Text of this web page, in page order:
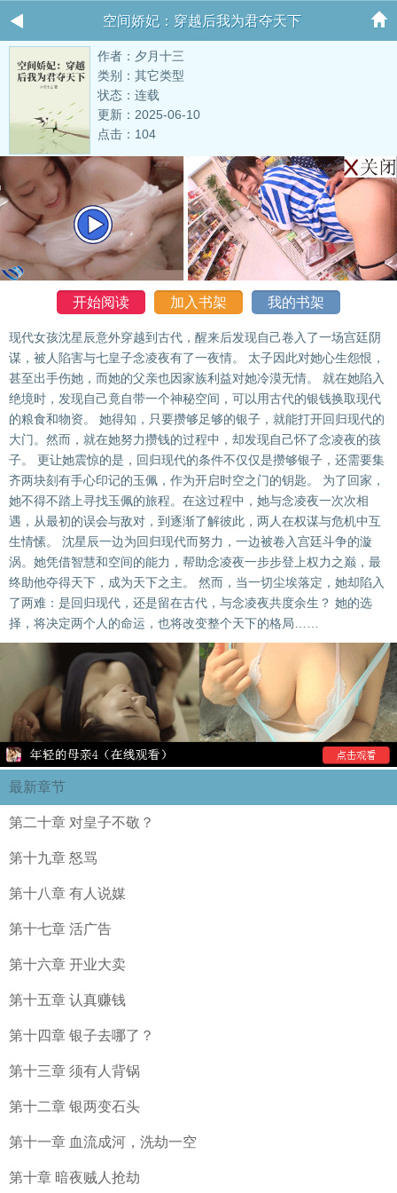
空间娇妃：穿越后我为君夺天下
作者：夕月十三
类别：其它类型
状态：连载
更新：2025-06-10
点击：104
开始阅读 加入书架 我的书架
现代女孩沈星辰意外穿越到古代，醒来后发现自己卷入了一场宫廷阴
谋，被人陷害与七皇子念凌夜有了一夜情。 太子因此对她心生怨恨，
甚至出手伤她，而她的父亲也因家族利益对她冷漠无情。 就在她陷入
绝境时，发现自己竟自带一个神秘空间，可以用古代的银钱换取现代
的粮食和物资。 她得知，只要攒够足够的银子，就能打开回归现代的
大门。然而，就在她努力攒钱的过程中，却发现自己怀了念凌夜的孩
子。 更让她震惊的是，回归现代的条件不仅仅是攒够银子，还需要集
齐两块刻有手心印记的玉佩，作为开启时空之门的钥匙。 为了回家，
她不得不踏上寻找玉佩的旅程。在这过程中，她与念凌夜一次次相
遇，从最初的误会与敌对，到逐渐了解彼此，两人在权谋与危机中互
生情愫。 沈星辰一边为回归现代而努力，一边被卷入宫廷斗争的漩
涡。她凭借智慧和空间的能力，帮助念凌夜一步步登上权力之巅，最
终助他夺得天下，成为天下之主。 然而，当一切尘埃落定，她却陷入
了两难：是回归现代，还是留在古代，与念凌夜共度余生？ 她的选
择，将决定两个人的命运，也将改变整个天下的格局……
最新章节
第二十章 对皇子不敬？
第十九章 怒骂
第十八章 有人说媒
第十七章 活广告
第十六章 开业大卖
第十五章 认真赚钱
第十四章 银子去哪了？
第十三章 须有人背锅
第十二章 银两变石头
第十一章 血流成河，洗劫一空
第十章 暗夜贼人抢劫